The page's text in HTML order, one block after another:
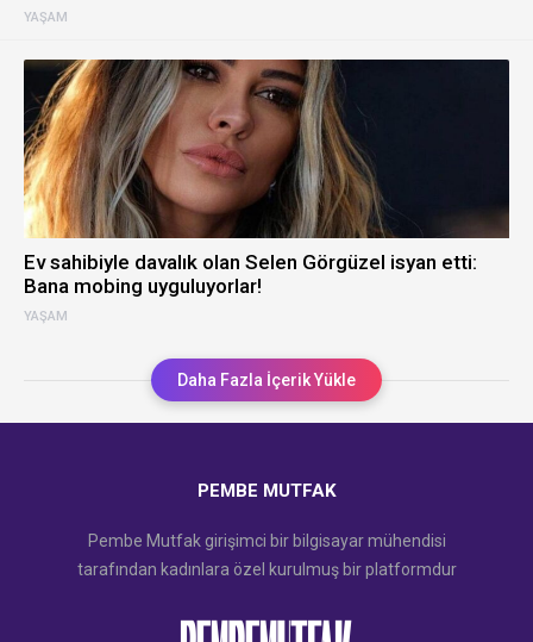
YAŞAM
YAŞAM
Ev sahibiyle davalık olan Selen Görgüzel isyan etti:
Bana mobing uyguluyorlar!
Daha Fazla İçerik Yükle
PEMBE MUTFAK
Pembe Mutfak girişimci bir bilgisayar mühendisi
tarafından kadınlara özel kurulmuş bir platformdur